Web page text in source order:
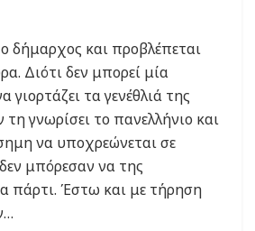
δήμαρχος και προβλέπεται
Διότι δεν μπορεί μία
γιορτάζει τα γενέθλιά της
γνωρίσει το πανελλήνιο και
να υποχρεώνεται σε
μπόρεσαν να της
πάρτι. Έστω και με τήρηση